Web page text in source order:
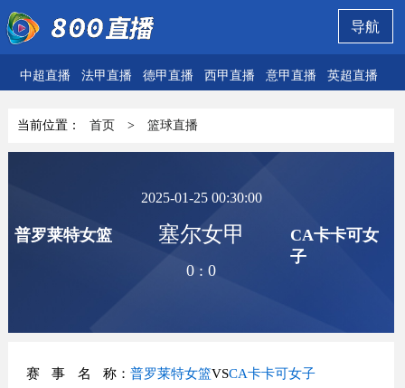
导航
中超直播 法甲直播 德甲直播 西甲直播 意甲直播 英超直播
当前位置： 首页 > 篮球直播
普罗莱特女篮
2025-01-25 00:30:00
塞尔女甲
0 :0
CA卡卡可女
子
赛事名称： 普罗莱特女篮VSCA卡卡可女子